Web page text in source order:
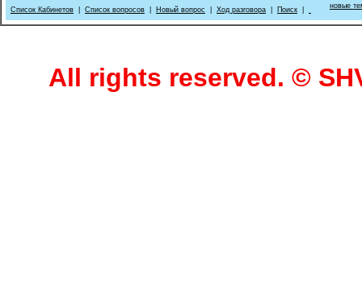
Список Кабинетов Список вопросов Новый вопрос Ход разговора Поиск новые
All rights reserved. ©